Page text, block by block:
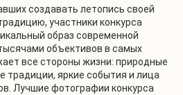
создавать летопись своей
участники конкурса
образ современной
объективов в самых
все стороны жизни: природные
традиции, яркие события и лица
Лучшие фотографии конкурса